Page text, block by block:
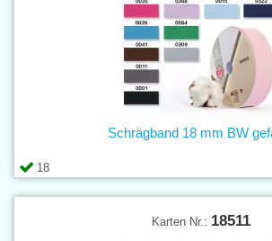
18
Schrägband 18 mm BW
Karten Nr.: 18511